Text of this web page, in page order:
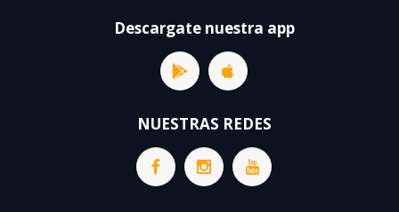
Descargate nuestra app
NUESTRAS REDES